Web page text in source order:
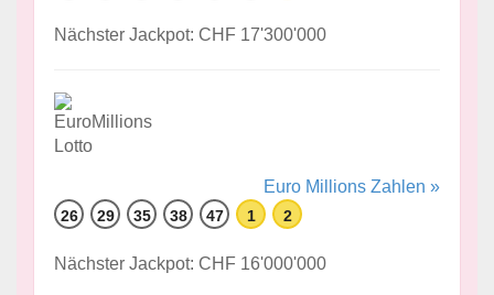
Nächster Jackpot: CHF 17'300'000
Euro Millions Zahlen »
26 29 35 38 47 1 2
Nächster Jackpot: CHF 16'000'000